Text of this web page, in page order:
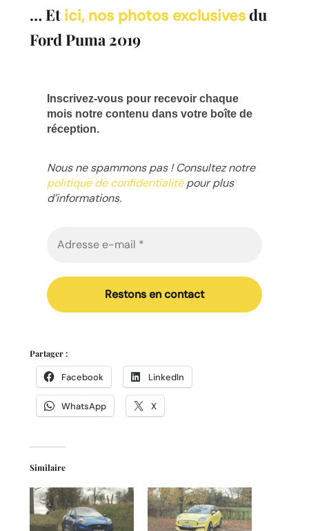
… Et ici, nos photos exclusivesdu
Ford Puma 2019
Inscrivez-vous pour recevoir chaque
mois notre contenu dans votre boîte de
réception.
Nous ne spammons pas ! Consultez notre
politique de confidentialitépour plus
d’informations.
Partager :
Facebook LinkedIn
WhatsApp X
Similaire